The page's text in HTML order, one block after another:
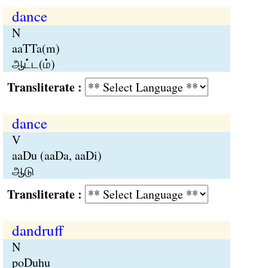
dance
N
aaTTa(m)
ஆட்ட(ம்)
:
dance
V
aaDu (aaDa, aaDi)
ஆடு
:
dandruff
N
poDuhu